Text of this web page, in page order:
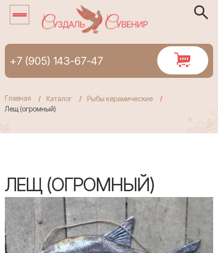
+7 (905) 143-67-47
Главная Каталог
Рыбы керамические
Лещ (огромный)
ЛЕЩ (ОГРОМНЫЙ)